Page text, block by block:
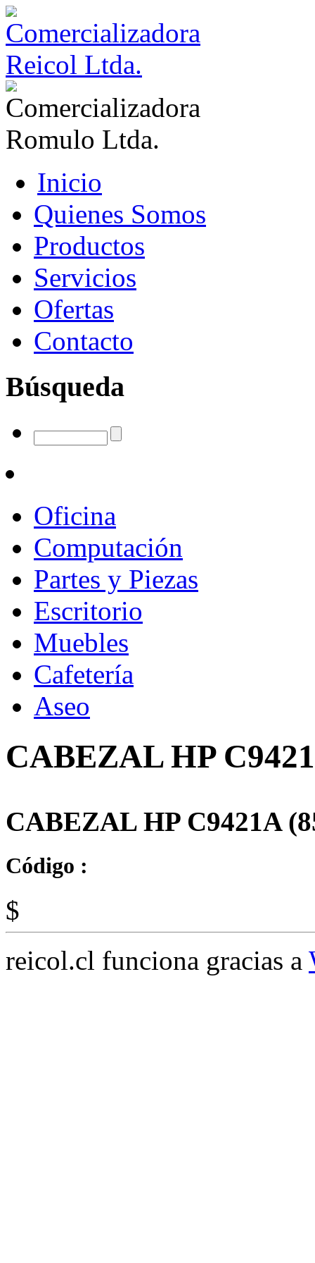
Inicio
Quienes Somos
Productos
Servicios
Ofertas
Contacto
Búsqueda
Oficina
Computación
Partes y Piezas
Escritorio
Muebles
Cafetería
Aseo
CABEZAL HP
CABEZAL HP C9421A
Código :
$
reicol.cl funciona gracias a